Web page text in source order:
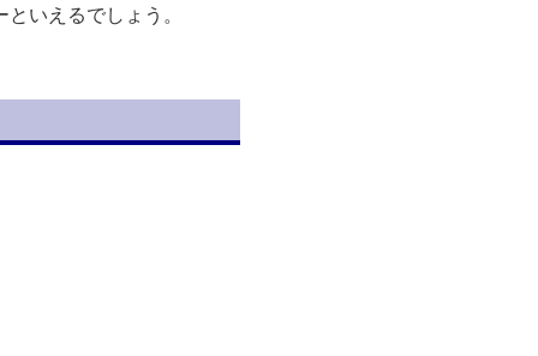
いえるでしょう。